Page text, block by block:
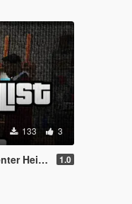
133 3
Heist) 1.0